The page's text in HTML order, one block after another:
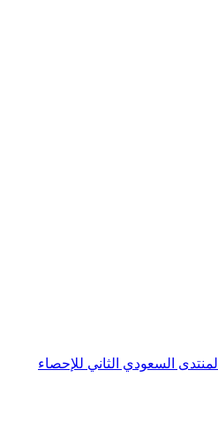
المنتدى السعودي الثاني للإحصاء